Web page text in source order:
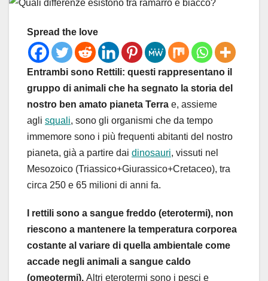
Spread the love
Entrambi sono Rettili: questi rappresentano il
gruppo di animali che ha segnato la storia del
nostro ben amato pianeta Terra e, assieme
agli squali, sono gli organismi che da tempo
immemore sono i più frequenti abitanti del nostro
pianeta, già a partire dai dinosauri, vissuti nel
Mesozoico (Triassico+Giurassico+Cretaceo), tra
circa 250 e 65 milioni di anni fa.
I rettili sono a sangue freddo (eterotermi), non
riescono a mantenere la temperatura corporea
costante al variare di quella ambientale come
accade negli animali a sangue caldo
(omeotermi). Altri eterotermi sono i pesci e